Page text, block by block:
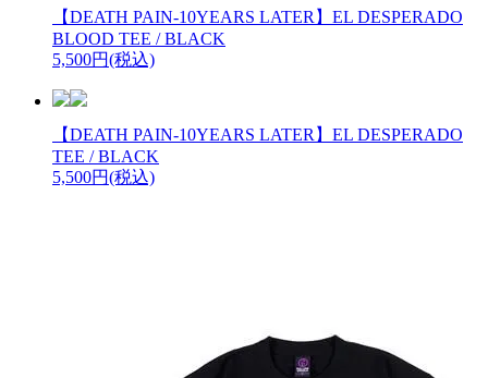
【DEATH PAIN-10YEARS LATER】EL DESPERADO
BLOOD TEE / BLACK
5,500円(税込)
【DEATH PAIN-10YEARS LATER】EL DESPERADO
TEE / BLACK
5,500円(税込)